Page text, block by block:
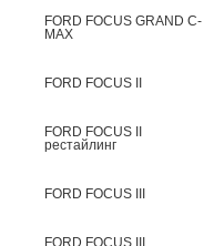
FORD FOCUS GRAND C-
MAX
FORD FOCUS II
FORD FOCUS II
рестайлинг
FORD FOCUS III
FORD FOCUS III